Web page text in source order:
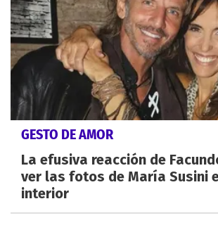
GESTO DE AMOR
La efusiva reacción de
ver las fotos de María Susini
interior